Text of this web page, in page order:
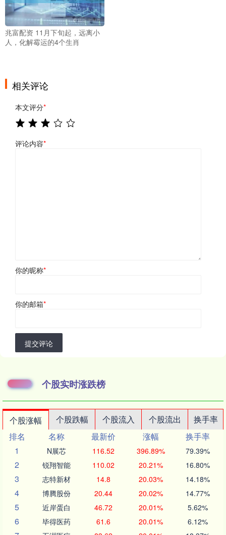
兆富配资 11月下旬起，远离小
人，化解霉运的4个生肖
相关评论
本文评分*
评论内容*
你的昵称*
你的邮箱*
提交评论
个股实时涨跌榜
个股涨幅 个股跌幅 个股流入 个股流出
换手率
排名
名称 最新价 涨幅
换手率
1
N展芯 116.52 396.89% 79.39%
2 锐翔智能 110.02 20.21% 16.80%
3 志特新材 14.8 20.03% 14.18%
4 博腾股份 20.44 20.02% 14.77%
5 近岸蛋白 46.72 20.01% 5.62%
6 毕得医药 61.6 20.01% 6.12%